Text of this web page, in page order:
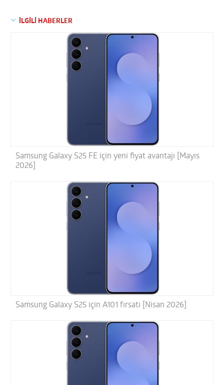
İLGİLİ HABERLER
Samsung Galaxy S25 FE için yeni fiyat avantajı [Mayıs
2026]
Samsung Galaxy S25 için A101 fırsatı [Nisan 2026]